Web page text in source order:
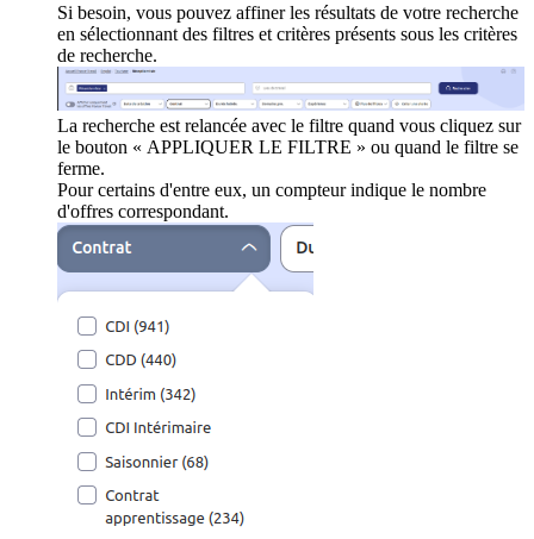
Si besoin, vous pouvez affiner les résultats de votre recherche
en sélectionnant des filtres et critères présents sous les critères
de recherche.
La recherche est relancée avec le filtre quand vous cliquez sur
le bouton « APPLIQUER LE FILTRE » ou quand le filtre se
ferme.
Pour certains d'entre eux, un compteur indique le nombre
d'offres correspondant.